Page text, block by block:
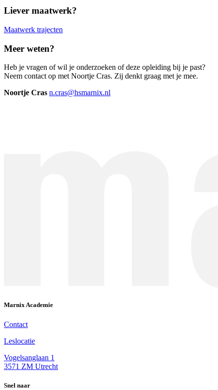
Liever maatwerk?
Maatwerk trajecten
Meer weten?
Heb je vragen of wil je onderzoeken of deze opleiding bij je past?
Neem contact op met Noortje Cras. Zij denkt graag met je mee.
Noortje Cras n.cras@hsmarnix.nl
Marnix Academie
Contact
Leslocatie
Vogelsanglaan 1
3571 ZM Utrecht
Snel naar